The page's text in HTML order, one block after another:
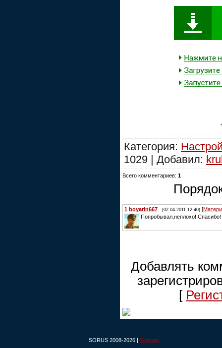
Категория:
1029 | Добавил:
Всего комментариев: 1
1 boyarin667 (02.04.2011 12:40) [
Попробывал,неплохо! Спасибо!
Добавлять
[
SORUS 2008-2026 | Sitemap